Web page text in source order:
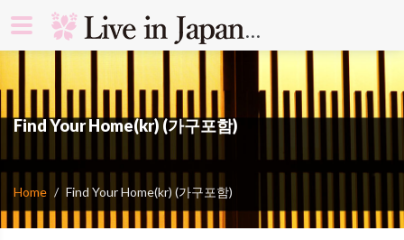
Find Your Home(kr) (가구포함)
Home Find Your Home(kr) (가구포함)